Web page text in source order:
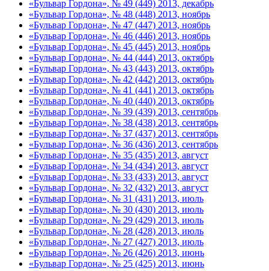
«Бульвар Гордона», № 49 (449) 2013, декабрь
«Бульвар Гордона», № 48 (448) 2013, ноябрь
«Бульвар Гордона», № 47 (447) 2013, ноябрь
«Бульвар Гордона», № 46 (446) 2013, ноябрь
«Бульвар Гордона», № 45 (445) 2013, ноябрь
«Бульвар Гордона», № 44 (444) 2013, октябрь
«Бульвар Гордона», № 43 (443) 2013, октябрь
«Бульвар Гордона», № 42 (442) 2013, октябрь
«Бульвар Гордона», № 41 (441) 2013, октябрь
«Бульвар Гордона», № 40 (440) 2013, октябрь
«Бульвар Гордона», № 39 (439) 2013, сентябрь
«Бульвар Гордона», № 38 (438) 2013, сентябрь
«Бульвар Гордона», № 37 (437) 2013, сентябрь
«Бульвар Гордона», № 36 (436) 2013, сентябрь
«Бульвар Гордона», № 35 (435) 2013, август
«Бульвар Гордона», № 34 (434) 2013, август
«Бульвар Гордона», № 33 (433) 2013, август
«Бульвар Гордона», № 32 (432) 2013, август
«Бульвар Гордона», № 31 (431) 2013, июль
«Бульвар Гордона», № 30 (430) 2013, июль
«Бульвар Гордона», № 29 (429) 2013, июль
«Бульвар Гордона», № 28 (428) 2013, июль
«Бульвар Гордона», № 27 (427) 2013, июль
«Бульвар Гордона», № 26 (426) 2013, июнь
«Бульвар Гордона», № 25 (425) 2013, июнь